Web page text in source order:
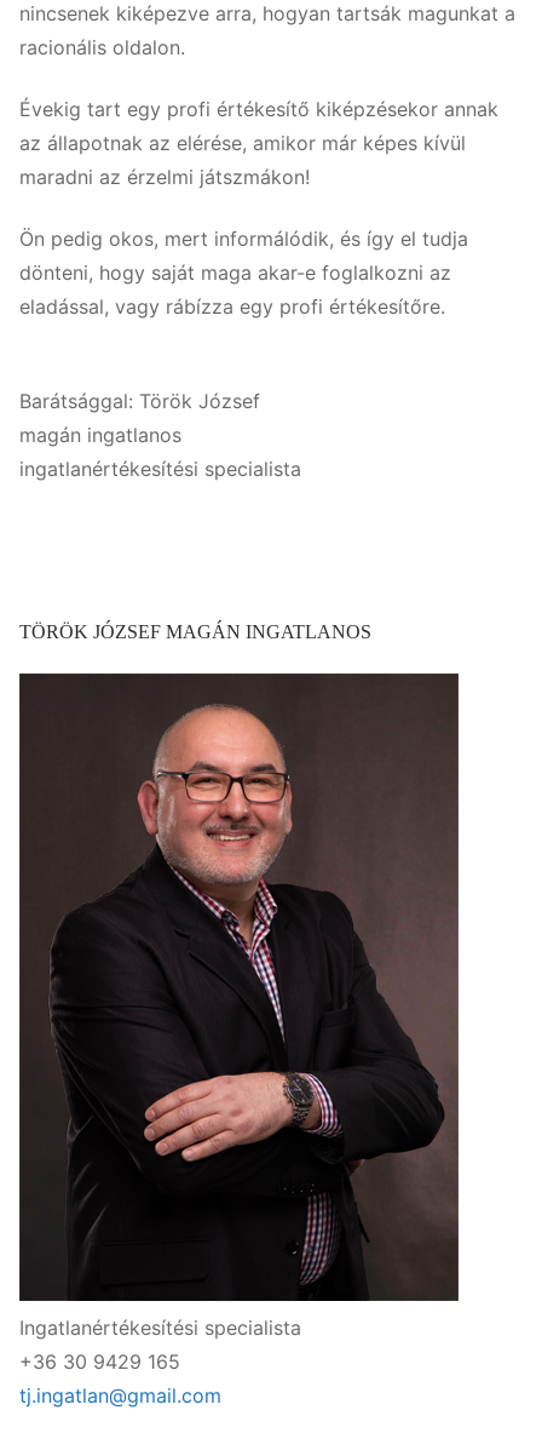
nincsenek kiképezve arra, hogyan tartsák magunkat a
racionális oldalon.
Évekig tart egy profi értékesítő kiképzésekor annak
az állapotnak az elérése, amikor már képes kívül
maradni az érzelmi játszmákon!
Ön pedig okos, mert informálódik, és így el tudja
dönteni, hogy saját maga akar-e foglalkozni az
eladással, vagy rábízza egy profi értékesítőre.
Barátsággal: Török József
magán ingatlanos
ingatlanértékesítési specialista
TÖRÖK JÓZSEF MAGÁN INGATLANOS
Ingatlanértékesítési specialista
+36 30 9429 165
tj.ingatlan@gmail.com